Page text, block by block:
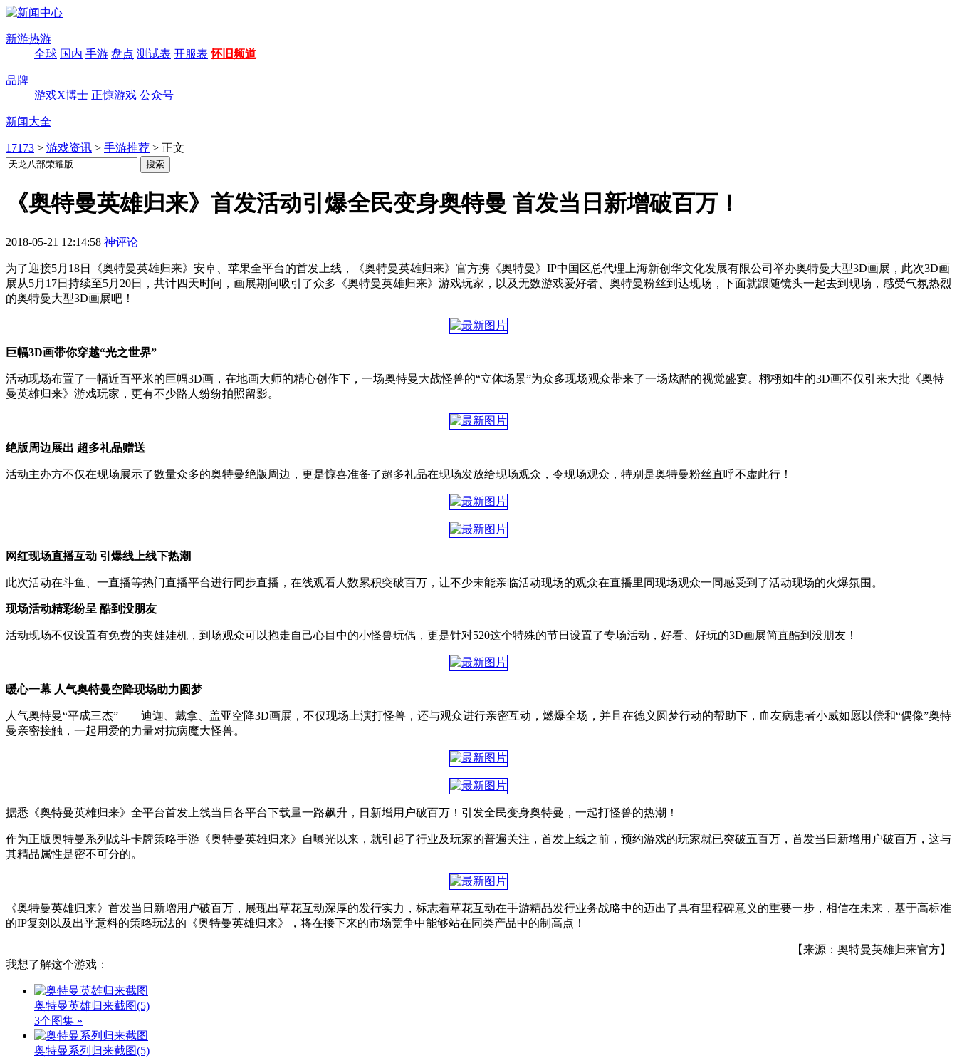
新游热游
全球 国内 手游 盘点 测试表 开服表 怀旧频道
品牌
游戏X博士 正惊游戏 公众号
新闻大全
17173 > 游戏资讯 > 手游推荐 > 正文
《奥特曼英雄归来》首发活动引爆全民变身奥特曼 首发当日新增破百万！
2018-05-21 12:14:58 神评论
为了迎接5月18日《奥特曼英雄归来》安卓、苹果全平台的首发上线，《奥特曼英雄归来》官方携《奥特曼》IP中国区总代理上海新创华文化发展有限公司举办奥特曼大型3D画展，此次3D画
展从5月17日持续至5月20日，共计四天时间，画展期间吸引了众多《奥特曼英雄归来》游戏玩家，以及无数游戏爱好者、奥特曼粉丝到达现场，下面就跟随镜头一起去到现场，感受气氛热烈
的奥特曼大型3D画展吧！
巨幅3D画带你穿越“光之世界”
活动现场布置了一幅近百平米的巨幅3D画，在地画大师的精心创作下，一场奥特曼大战怪兽的“立体场景”为众多现场观众带来了一场炫酷的视觉盛宴。栩栩如生的3D画不仅引来大批《奥特
曼英雄归来》游戏玩家，更有不少路人纷纷拍照留影。
绝版周边展出 超多礼品赠送
活动主办方不仅在现场展示了数量众多的奥特曼绝版周边，更是惊喜准备了超多礼品在现场发放给现场观众，令现场观众，特别是奥特曼粉丝直呼不虚此行！
网红现场直播互动 引爆线上线下热潮
此次活动在斗鱼、一直播等热门直播平台进行同步直播，在线观看人数累积突破百万，让不少未能亲临活动现场的观众在直播里同现场观众一同感受到了活动现场的火爆氛围。
现场活动精彩纷呈 酷到没朋友
活动现场不仅设置有免费的夹娃娃机，到场观众可以抱走自己心目中的小怪兽玩偶，更是针对520这个特殊的节日设置了专场活动，好看、好玩的3D画展简直酷到没朋友！
暖心一幕 人气奥特曼空降现场助力圆梦
人气奥特曼“平成三杰”——迪迦、戴拿、盖亚空降3D画展，不仅现场上演打怪兽，还与观众进行亲密互动，燃爆全场，并且在德义圆梦行动的帮助下，血友病患者小威如愿以偿和“偶像”奥特
曼亲密接触，一起用爱的力量对抗病魔大怪兽。
据悉《奥特曼英雄归来》全平台首发上线当日各平台下载量一路飙升，日新增用户破百万！引发全民变身奥特曼，一起打怪兽的热潮！
作为正版奥特曼系列战斗卡牌策略手游《奥特曼英雄归来》自曝光以来，就引起了行业及玩家的普遍关注，首发上线之前，预约游戏的玩家就已突破五百万，首发当日新增用户破百万，这与
其精品属性是密不可分的。
《奥特曼英雄归来》首发当日新增用户破百万，展现出草花互动深厚的发行实力，标志着草花互动在手游精品发行业务战略中的迈出了具有里程碑意义的重要一步，相信在未来，基于高标准
的IP复刻以及出乎意料的策略玩法的《奥特曼英雄归来》，将在接下来的市场竞争中能够站在同类产品中的制高点！
【来源：奥特曼英雄归来官方】
我想了解这个游戏：
奥特曼英雄归来截图(5)
3个图集 »
奥特曼系列归来截图(5)